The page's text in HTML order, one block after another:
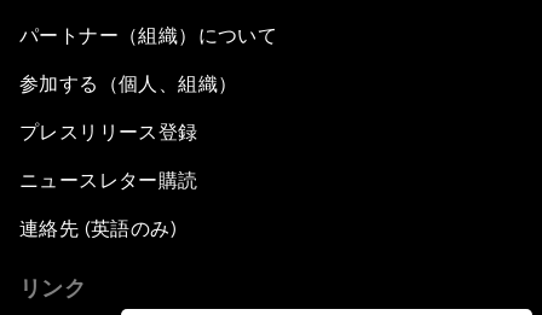
パートナー（組織）について
参加する（個人、組織）
プレスリリース登録
ニュースレター購読
連絡先 (英語のみ)
リンク